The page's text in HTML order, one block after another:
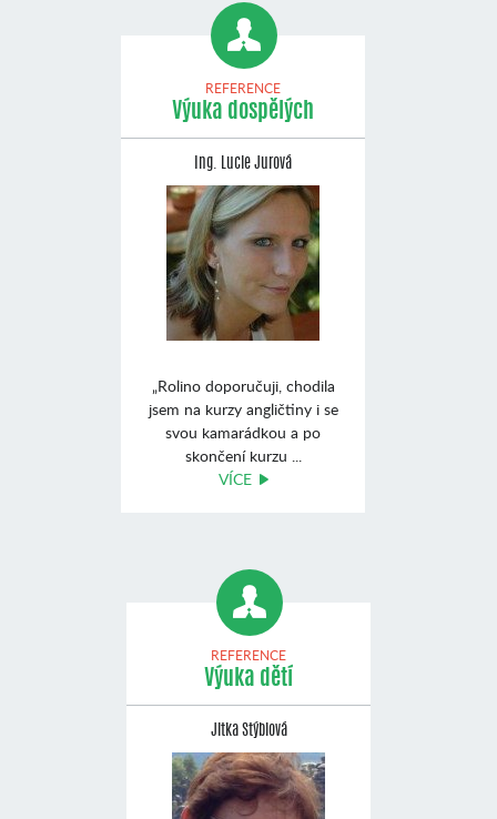
REFERENCE
Výuka dospělých
Ing. Lucie Jurová
„Rolino doporučuji, chodila
jsem na kurzy angličtiny i se
svou kamarádkou a po
skončení kurzu ...
VÍCE
REFERENCE
Výuka dětí
Jitka Stýblová